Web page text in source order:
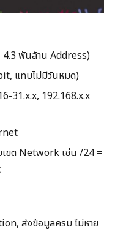
พันล้าน Address)
แทบไม่มีวันหมด)
31.x.x, 192.168.x.x
ขต Network เช่น /24 =
ส่งข้อมูลครบ ไม่หาย